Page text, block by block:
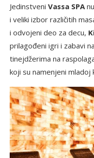
Jedinstveni Vassa SPA
i veliki izbor različitih
i odvojeni deo za decu,
prilagođeni igri i zabavi
tinejdžerima na
koji su namenjeni mladoj